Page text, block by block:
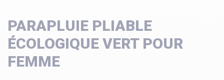
PARAPLUIE PLIABLE
ÉCOLOGIQUE VERT POUR
FEMME